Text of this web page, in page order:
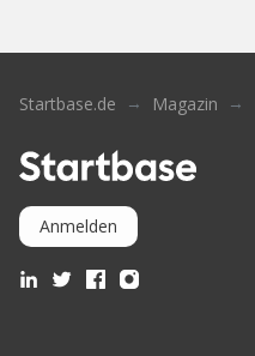
Startbase.de Magazin
Anmelden